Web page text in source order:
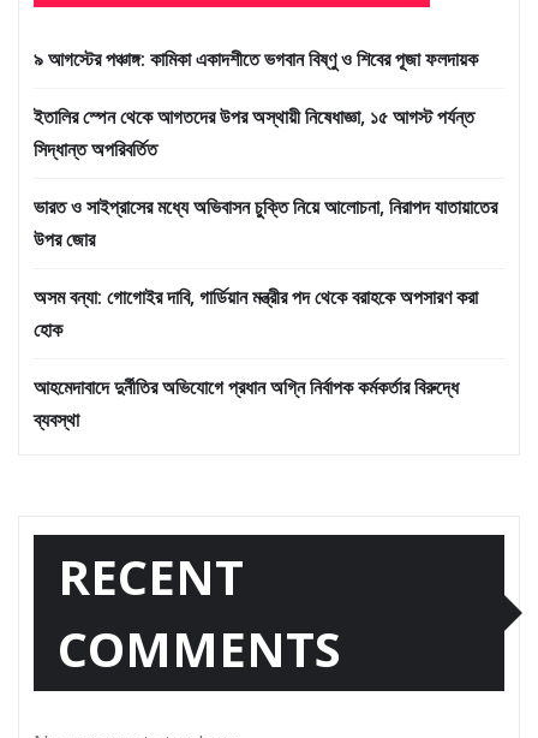
৯ আগস্টের পঞ্চাঙ্গ: কামিকা একাদশীতে ভগবান বিষ্ণু ও শিবের পূজা ফলদায়ক
ইতালির স্পেন থেকে আগতদের উপর অস্থায়ী নিষেধাজ্ঞা, ১৫ আগস্ট পর্যন্ত
সিদ্ধান্ত অপরিবর্তিত
ভারত ও সাইপ্রাসের মধ্যে অভিবাসন চুক্তি নিয়ে আলোচনা, নিরাপদ যাতায়াতের
উপর জোর
অসম বন্যা: গোগোইর দাবি, গার্ডিয়ান মন্ত্রীর পদ থেকে বরাহকে অপসারণ করা
হোক
আহমেদাবাদে দুর্নীতির অভিযোগে প্রধান অগ্নি নির্বাপক কর্মকর্তার বিরুদ্ধে
ব্যবস্থা
RECENT
COMMENTS